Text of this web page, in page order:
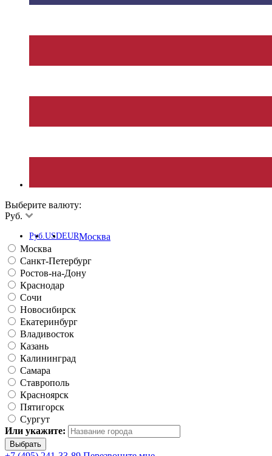
Выберите валюту:
Руб.
Руб.USDEURМосква
Москва
Санкт-Петербург
Ростов-на-Дону
Краснодар
Сочи
Новосибирск
Екатеринбург
Владивосток
Казань
Калининград
Самара
Ставрополь
Красноярск
Пятигорск
Сургут
Или укажите: